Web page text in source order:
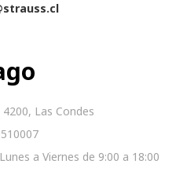
Las Condes
Lunes a Viernes de 9:00 a 18:00